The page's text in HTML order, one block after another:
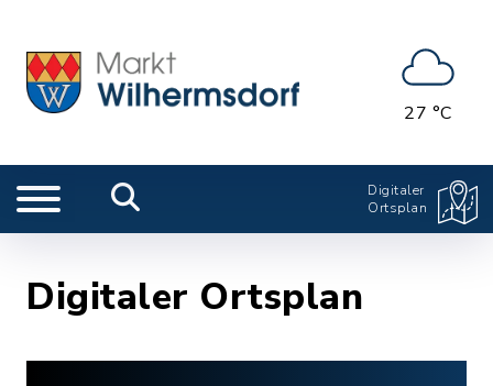
27 °C
Digitaler
Ortsplan
Digitaler Ortsplan